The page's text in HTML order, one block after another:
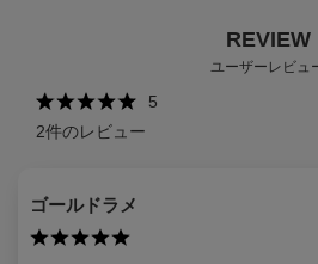
REVIEW
ユーザーレビュ
5
2件のレビュー
ゴールドラメ